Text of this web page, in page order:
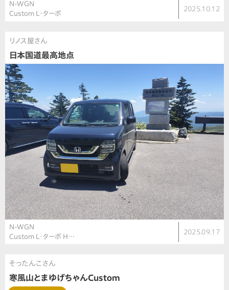
N-WGN
Custom L・ターボ
2025.10.12
リノス屋さん
日本国道最高地点
N-WGN
Custom L・ターボ H…
2025.09.17
そったんこさん
寒風山とまゆげちゃんCustom